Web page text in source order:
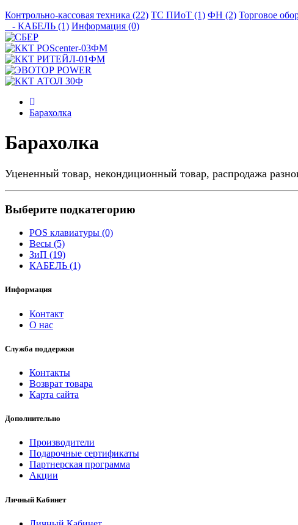
Контрольно-кассовая техника (22) ТС ПИоТ (1) ФН (2) Торговое
- КАБЕЛЬ (1) Информация (0)
Барахолка
Барахолка
Уцененный товар, некондиционный товар, распродажа
Выберите подкатегорию
POS клавиатуры (0)
Весы (5)
ЗиП (19)
КАБЕЛЬ (1)
Информация
Контакт
О нас
Служба поддержки
Контакты
Возврат товара
Карта сайта
Дополнительно
Производители
Подарочные сертификаты
Партнерская программа
Акции
Личный Кабинет